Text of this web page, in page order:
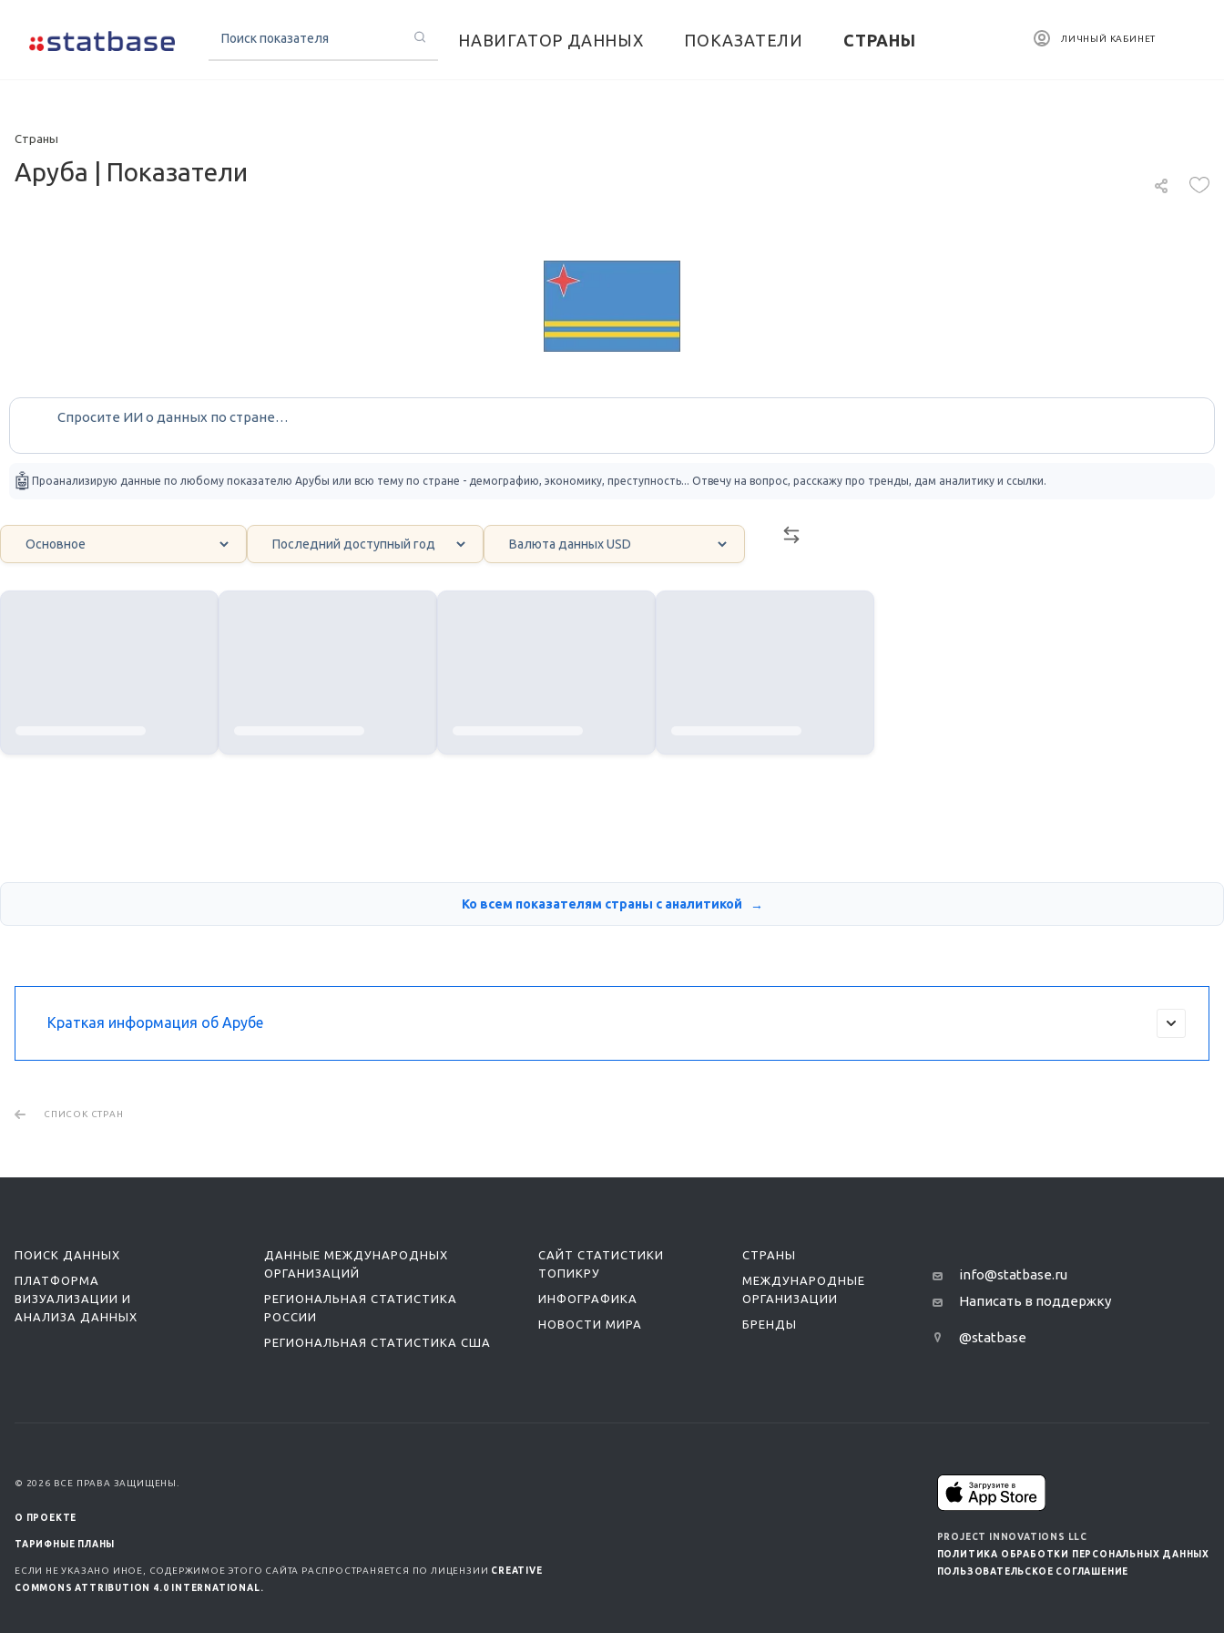
НАВИГАТОР ДАННЫХ ПОКАЗАТЕЛИ СТРАНЫ ЛИЧНЫЙ КАБИНЕТ
Страны
Аруба | Показатели
🤖 Проанализирую данные по любому показателю Арубы или всю тему по стране - демографию, экономику, преступность... Отвечу на вопрос, расскажу про тренды, дам аналитику и ссылки.
Ко всем показателям страны с аналитикой
Краткая информация об Арубе
СПИСОК СТРАН
ПОИСК ДАННЫХ
ПЛАТФОРМА
ВИЗУАЛИЗАЦИИ И
АНАЛИЗА ДАННЫХ
ДАННЫЕ МЕЖДУНАРОДНЫХ
ОРГАНИЗАЦИЙ
РЕГИОНАЛЬНАЯ СТАТИСТИКА
РОССИИ
РЕГИОНАЛЬНАЯ СТАТИСТИКА США
САЙТ СТАТИСТИКИ
ТОПИКРУ
ИНФОГРАФИКА
НОВОСТИ МИРА
СТРАНЫ
МЕЖДУНАРОДНЫЕ
ОРГАНИЗАЦИИ
БРЕНДЫ
info@statbase.ru
Написать в поддержку
@statbase
PROJECT INNOVATIONS LLC
ПОЛИТИКА ОБРАБОТКИ ПЕРСОНАЛЬНЫХ ДАННЫХ
ПОЛЬЗОВАТЕЛЬСКОЕ СОГЛАШЕНИЕ
© 2026 ВСЕ ПРАВА ЗАЩИЩЕНЫ.
О ПРОЕКТЕ
ТАРИФНЫЕ ПЛАНЫ
ЕСЛИ НЕ УКАЗАНО ИНОЕ, СОДЕРЖИМОЕ ЭТОГО САЙТА РАСПРОСТРАНЯЕТСЯ ПО ЛИЦЕНЗИИ CREATIVE
COMMONS ATTRIBUTION 4.0 INTERNATIONAL.